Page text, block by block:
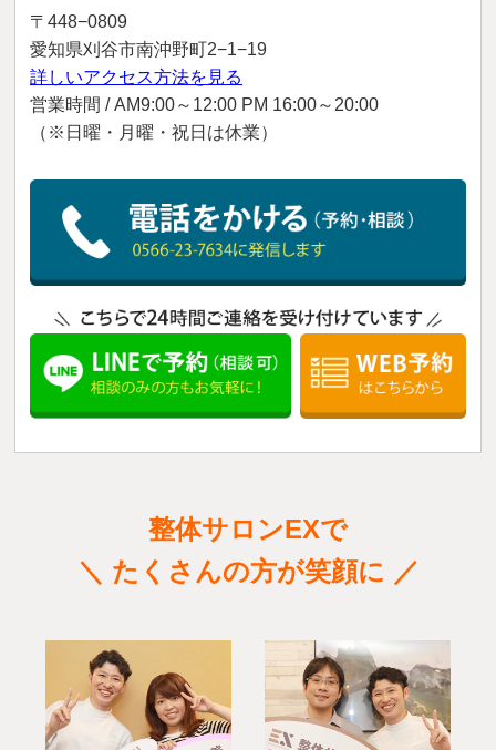
〒448−0809
愛知県刈谷市南沖野町2−1−19
詳しいアクセス方法を見る
営業時間 / AM9:00～12:00 PM 16:00～20:00
（※日曜・月曜・祝日は休業）
整体サロンEXで
＼ たくさんの方が笑顔に ／